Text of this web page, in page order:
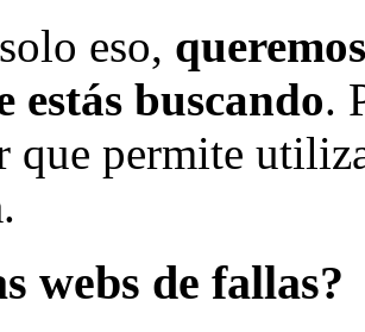
eso,
estás buscando.
que permite
webs de fallas?